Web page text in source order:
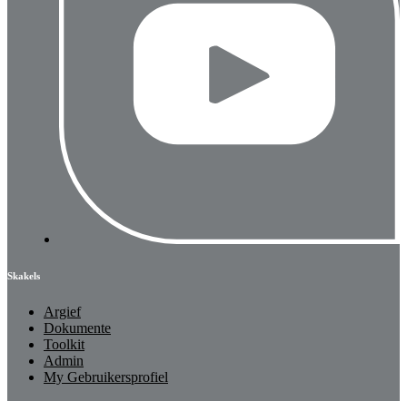
Skakels
Argief
Dokumente
Toolkit
Admin
My Gebruikersprofiel